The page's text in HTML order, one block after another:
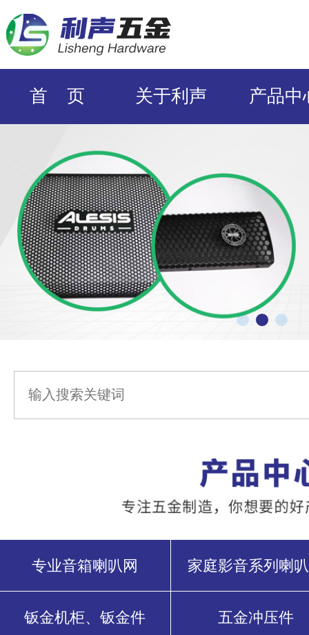
首 页 关于利声 产品中
ODM/OEM定
制
专业音箱喇叭网 家庭影音系列喇
钣金机柜、钣金件 五金冲压件